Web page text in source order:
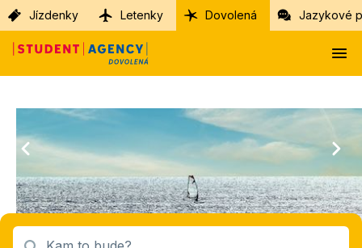
Jízdenky Letenky Dovolená Jazykové